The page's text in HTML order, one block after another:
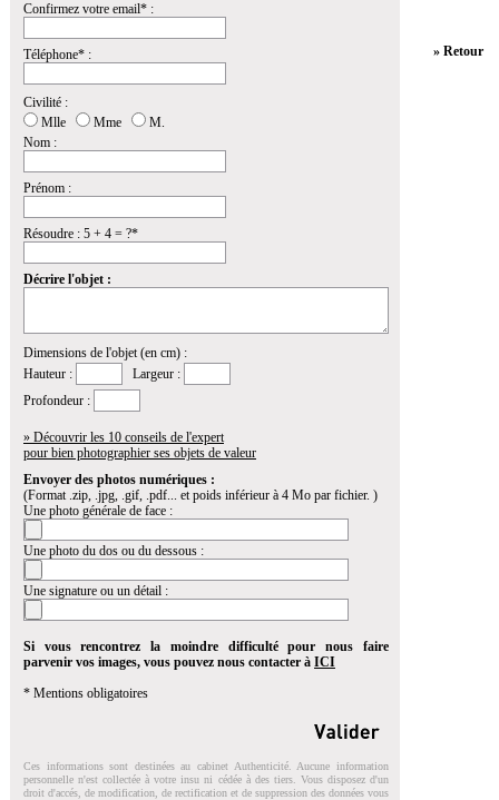
Confirmez votre email* :
Téléphone* :
Civilité :
Mlle
Mme
M.
Nom :
Prénom :
Résoudre : 5 + 4 = ?*
Décrire l'objet :
Dimensions de l'objet (en cm) :
Hauteur :
Largeur :
Profondeur :
» Découvrir les 10 conseils de l'expert
pour bien photographier ses objets de valeur
Envoyer des photos numériques :
(Format .zip, .jpg, .gif, .pdf... et poids inférieur à 4 Mo par fichier. )
Une photo générale de face :
Une photo du dos ou du dessous :
Une signature ou un détail :
Si vous rencontrez la moindre difficulté pour nous faire
parvenir vos images, vous pouvez nous contacter à ICI
* Mentions obligatoires
Ces informations sont destinées au cabinet Authenticité. Aucune information
personnelle n'est collectée à votre insu ni cédée à des tiers. Vous disposez d'un
droit d'accés, de modification, de rectification et de suppression des données vous
» Retour